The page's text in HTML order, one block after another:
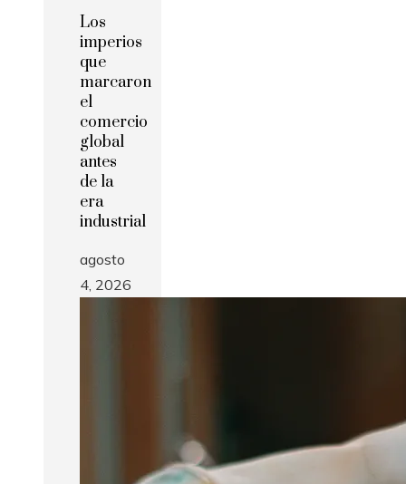
Los
imperios
que
marcaron
el
comercio
global
antes
de la
era
industrial
agosto
4, 2026